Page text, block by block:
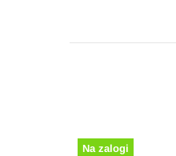
Na zalogi